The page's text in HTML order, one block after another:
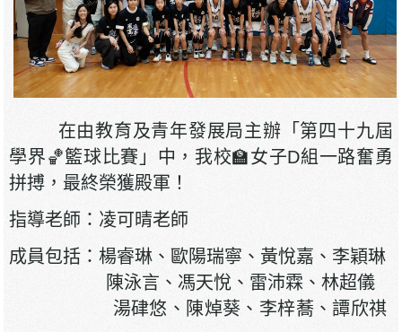
在由教育及青年發展局主辦「第四十九屆
學界🏀籃球比賽」中，我校🏫女子D組一路奮勇
拼搏，最終榮獲殿軍！
指導老師：凌可晴老師
成員包括：楊睿琳、歐陽瑞寧、黃悅嘉、李穎琳
陳泳言、馮天悅、雷沛霖、林超儀
湯硉悠、陳焯葵、李梓蕎、譚欣祺